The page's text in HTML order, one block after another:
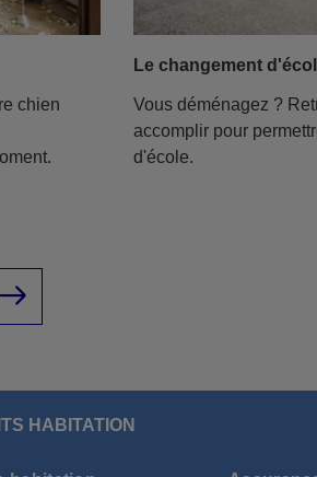
chien
Le changement
Vous déménagez ?
accomplir pour
d'école.
HABITATION